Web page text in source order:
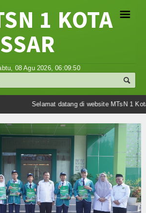
☰
1 KOTA
08 Agu 2026,06:09:50
Selamat datang di website MTsN 1